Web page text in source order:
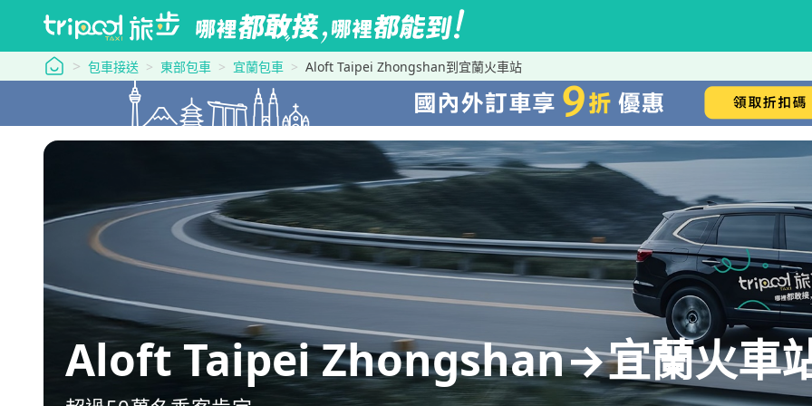
tripool 旅步
包車接送 東部包車 宜蘭包車 Aloft Taipei Zhongshan到宜蘭火車站
Aloft Taipei Zhongshan→宜蘭火車